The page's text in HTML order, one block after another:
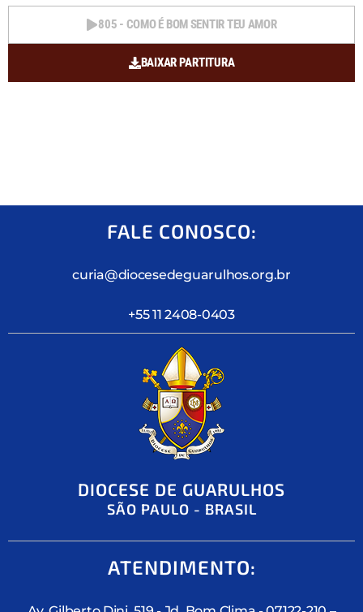
805 - COMO É BOM SENTIR TEU AMOR
BAIXAR PARTITURA
FALE CONOSCO:
curia@diocesedeguarulhos.org.br
+55 11 2408-0403
DIOCESE DE GUARULHOS
SÃO PAULO - BRASIL
ATENDIMENTO: